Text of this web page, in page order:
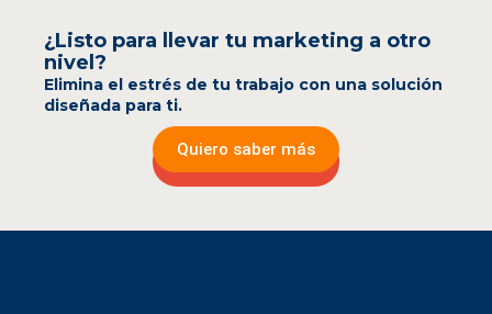
¿Listo para llevar tu marketing a otro
nivel?
Elimina el estrés de tu trabajo con una solución
diseñada para ti.
Quiero saber más